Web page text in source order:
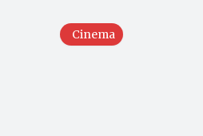
Cinema